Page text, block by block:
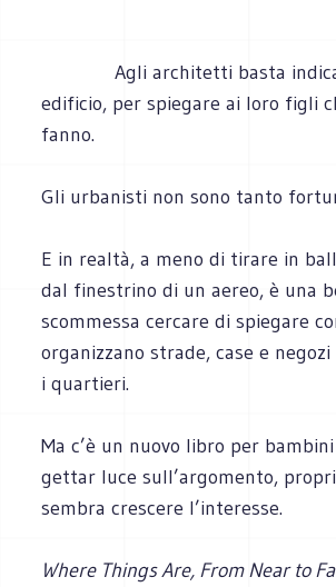
Agli architetti basta
edificio, per spiegare ai loro figli
fanno.
Gli urbanisti non sono tanto
E in realtà, a meno di tirare in
dal finestrino di un aereo, è una
scommessa cercare di spiegare
organizzano strade, case e
i quartieri.
Ma c’è un nuovo libro per
gettar luce sull’argomento,
sembra crescere l’interesse.
Where Things Are, From Near to